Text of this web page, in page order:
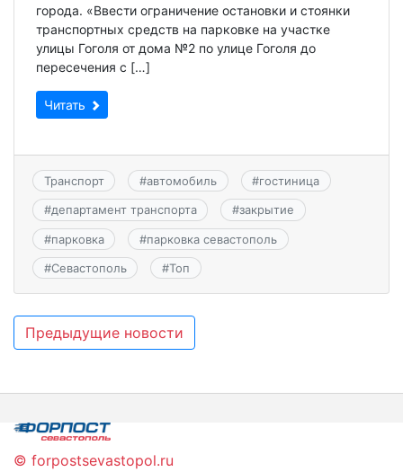
города. «Ввести ограничение остановки и стоянки
транспортных средств на парковке на участке
улицы Гоголя от дома №2 по улице Гоголя до
пересечения с […]
Читать
Транспорт #автомобиль #гостиница
#департамент транспорта #закрытие
#парковка #парковка севастополь
#Севастополь #Топ
Навигация
записям
Предыдущие новости
© forpostsevastopol.ru